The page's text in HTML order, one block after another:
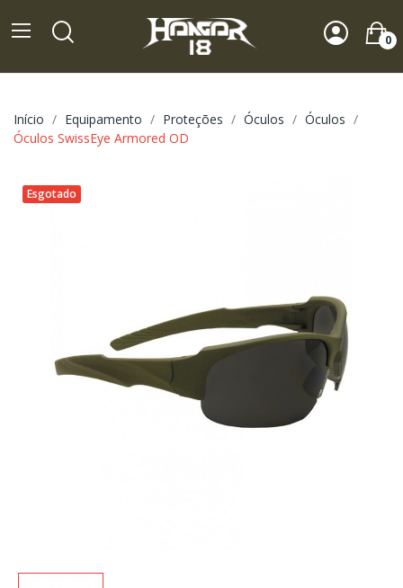
0
Início Equipamento Proteções Óculos
Óculos
Óculos SwissEye Armored OD
Esgotado